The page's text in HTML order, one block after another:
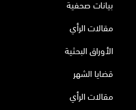
بيانات صحفية
مقالات الرأي
الأوراق البحثية
قضايا الشهر
مقالات الرأي